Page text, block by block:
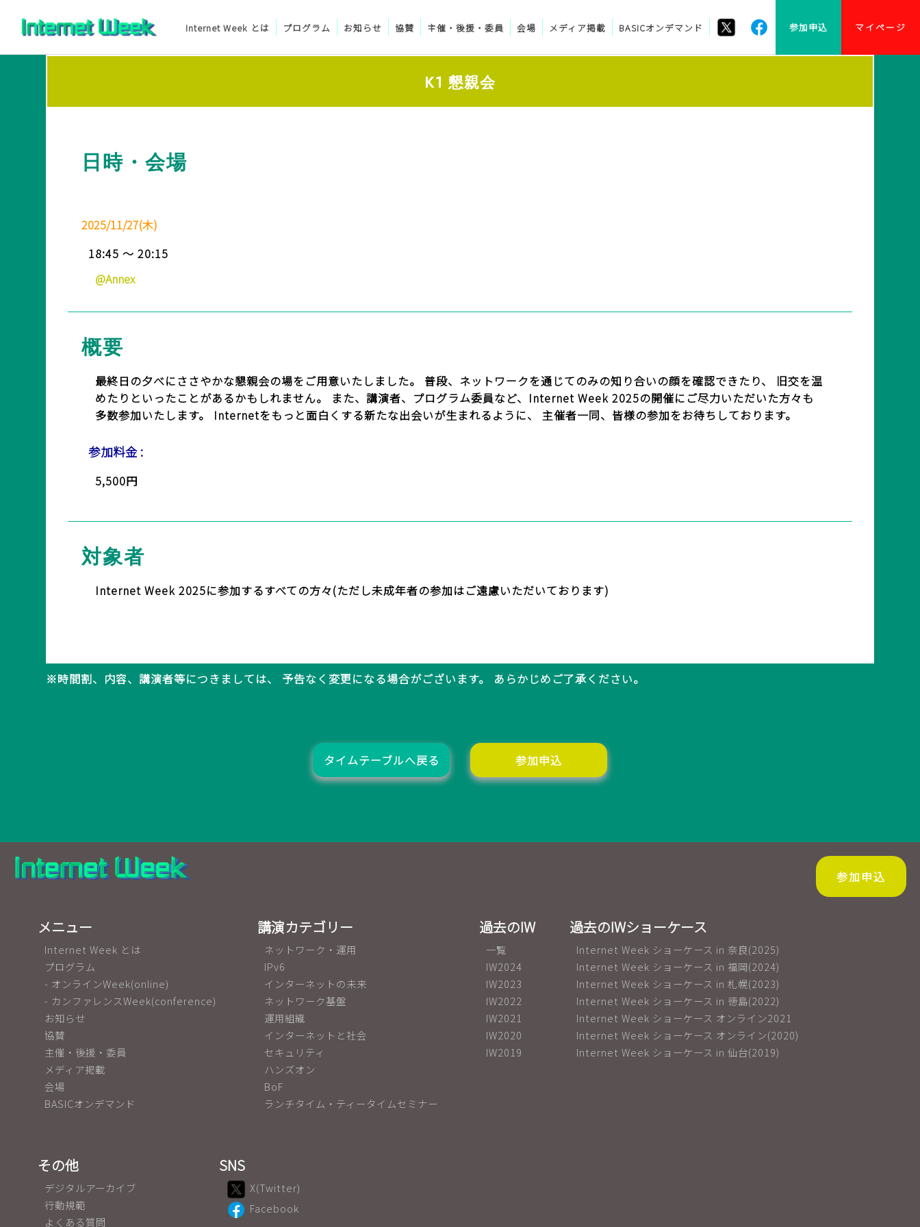
Internet Week とは プログラム お知らせ 協賛 主催・後援・委員 会場 メディア掲載 BASICオンデマンド 参加申込 マイページ
Internet Week とは
主催・後援・委員
マイページ
K1 懇親会
日時・会場
2025/11/27(木)
18:45 ～ 20:15
@Annex
概要
最終日の夕べにささやかな懇親会の場をご用意いたしました。 普段、ネットワークを通じてのみの知り合いの顔を確認できたり、 旧交を温
めたりといったことがあるかもしれません。 また、講演者、プログラム委員など、Internet Week 2025の開催にご尽力いただいた方々も
多数参加いたします。 Internetをもっと面白くする新たな出会いが生まれるように、 主催者一同、皆様の参加をお待ちしております。
参加料金 :
5,500円
対象者
Internet Week 2025に参加するすべての方々(ただし未成年者の参加はご遠慮いただいております)
※時間割、内容、講演者等につきましては、 予告なく変更になる場合がございます。 あらかじめご了承ください。
タイムテーブルへ戻る 参加申込
メニュー
Internet Week とは
プログラム
- オンラインWeek(online)
- カンファレンスWeek(conference)
お知らせ
協賛
主催・後援・委員
メディア掲載
会場
BASICオンデマンド
講演カテゴリー
ネットワーク・運用
IPv6
インターネットの未来
ネットワーク基盤
運用組織
インターネットと社会
セキュリティ
ハンズオン
BoF
ランチタイム・ティータイムセミナー
過去のIW
一覧
IW2024
IW2023
IW2022
IW2021
IW2020
IW2019
過去のIWショーケース
Internet Week ショーケース in 奈良(2025)
Internet Week ショーケース in 福岡(2024)
Internet Week ショーケース in 札幌(2023)
Internet Week ショーケース in 徳島(2022)
Internet Week ショーケース オンライン2021
Internet Week ショーケース オンライン(2020)
Internet Week ショーケース in 仙台(2019)
その他
デジタルアーカイブ
行動規範
よくある質問
SNS
X(Twitter)
Facebook
参加申込